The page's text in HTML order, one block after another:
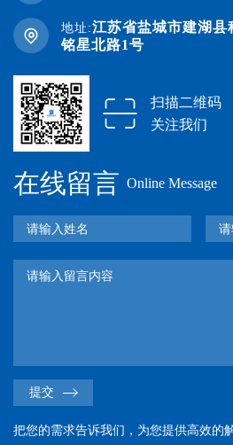
地址:江苏省盐城市建湖县
铭星北路1号
扫描二维码
关注我们
在线留言 Online Message
提交
把您的需求告诉我们，为您提供高效的